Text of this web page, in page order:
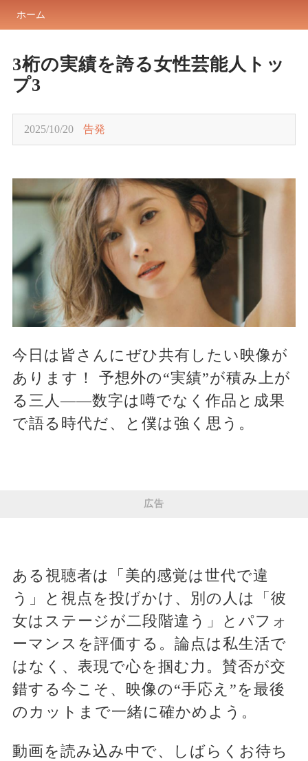
ホーム
3桁の実績を誇る女性芸能人トッ
プ3
2025/10/20 告発
今日は皆さんにぜひ共有したい映像が
あります！ 予想外の“実績”が積み上が
る三人――数字は噂でなく作品と成果
で語る時代だ、と僕は強く思う。
広告
ある視聴者は「美的感覚は世代で違
う」と視点を投げかけ、別の人は「彼
女はステージが二段階違う」とパフォ
ーマンスを評価する。論点は私生活で
はなく、表現で心を掴む力。賛否が交
錯する今こそ、映像の“手応え”を最後
のカットまで一緒に確かめよう。
動画を読み込み中で、しばらくお待ち